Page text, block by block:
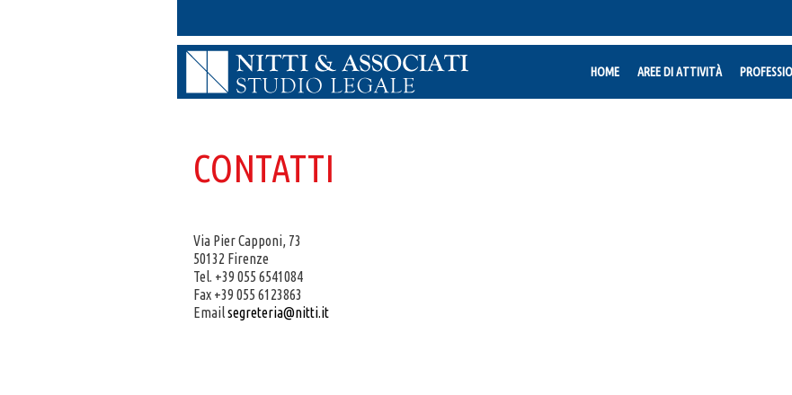
HOME AREE DI ATTIVITÀ
CONTATTI
Via Pier Capponi, 73
50132 Firenze
Tel. +39 055 6541084
Fax +39 055 6123863
Emailsegreteria@nitti.it